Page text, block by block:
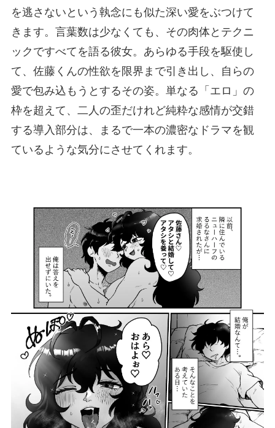
を逃さないという執念にも似た深い愛をぶつけて
きます。言葉数は少なくても、その肉体とテクニ
ックですべてを語る彼女。あらゆる手段を駆使し
て、佐藤くんの性欲を限界まで引き出し、自らの
愛で包み込もうとするその姿。単なる「エロ」の
枠を超えて、二人の歪だけれど純粋な感情が交錯
する導入部分は、まるで一本の濃密なドラマを観
ているような気分にさせてくれます。